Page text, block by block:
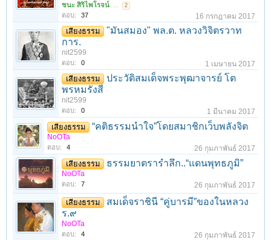
ชนะ สิริไพโรจน์ ... 2
ตอบ: 37 16 กรกฎาคม 2017
เสียงธรรม
"มันสมอง" พล.ต. หลวงวิจิตรวาท
การ.
nit2599
ตอบ: 0 1 เมษายน 2017
เสียงธรรม
ประวัติสมเด็จพระพุฒาจารย์ โต
พรหมรังสี
nit2599
ตอบ: 0 1 มีนาคม 2017
เสียงธรรม “คติธรรมนำใจ”โดยสมาชิกเว็บพลังจิต
NoOTa
ตอบ: 4 26 กุมภาพันธ์ 2017
เสียงธรรม ธรรมยาตรารำลึก..“แดนพุทธภูมิ”
NoOTa
ตอบ: 7 26 กุมภาพันธ์ 2017
เสียงธรรม
สมเด็จราชินี “คู่บารมี”ของในหลวง
ร.๙
NoOTa
ตอบ: 4 26 กุมภาพันธ์ 2017